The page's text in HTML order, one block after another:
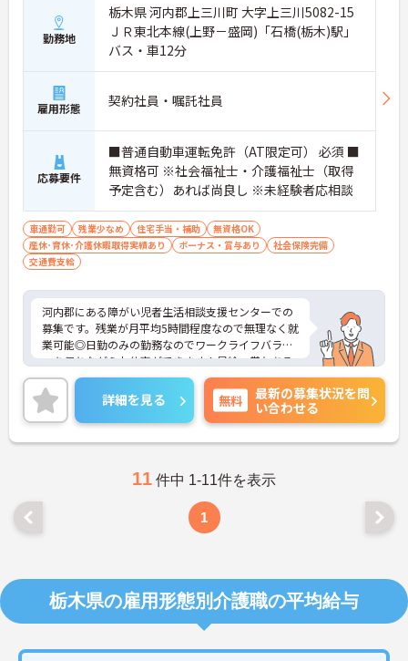
勤務地
栃木県 河内郡上三川町 大字上三川5082-15
ＪＲ東北本線(上野－盛岡)「石橋(栃木)駅」
バス・車12分
雇用形態 契約社員・嘱託社員
応募要件
■普通自動車運転免許（AT限定可） 必須 ■
無資格可 ※社会福祉士・介護福祉士（取得
予定含む）あれば尚良し ※未経験者応相談
車通勤可 残業少なめ 住宅手当・補助
無資格OK
産休･育休･介護休暇取得実績あり
ボーナス・賞与あり
社会保険完備
交通費支給
河内郡にある障がい児者生活相談支援センターでの
募集です。残業が月平均5時間程度なので無理なく就
業可能◎日勤のみの勤務なのでワークライフバラン
スを保ちながらお仕事ができます！昇給・賞与ある
ため頑張りをしっかり評価される職場です♪ご興味
ある方は面接ポイントをお伝えしますので、お気軽
にご連絡ください。
詳細を見る 無料
最新の募集状況を問
い合わせる
11 件中 1-11件を表示
1
栃木県の雇用形態別介護職の平均給与